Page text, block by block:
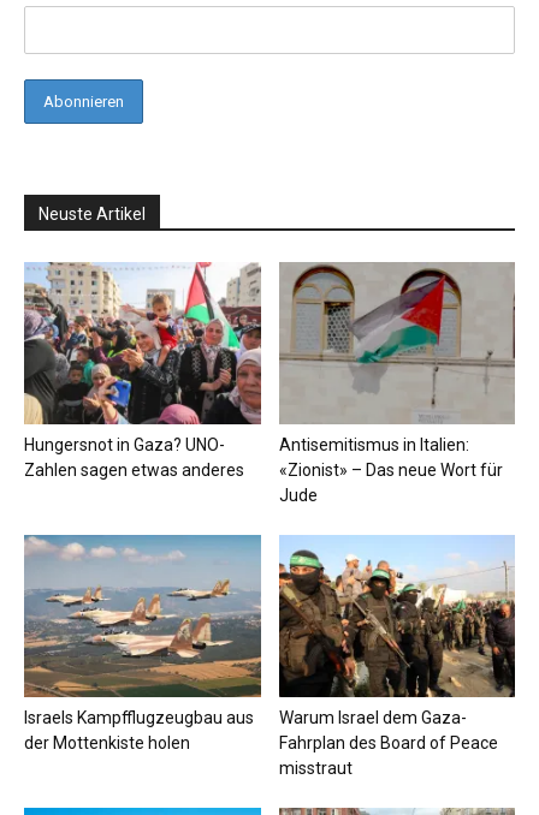
Neuste Artikel
Hungersnot in Gaza? UNO-
Zahlen sagen etwas anderes
Antisemitismus in Italien:
«Zionist» – Das neue Wort für
Jude
Israels Kampfflugzeugbau aus
der Mottenkiste holen
Warum Israel dem Gaza-
Fahrplan des Board of Peace
misstraut